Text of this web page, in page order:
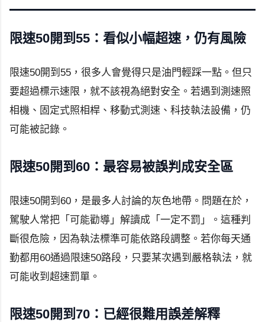
限速50開到55：看似小幅超速，仍有風險
限速50開到55，很多人會覺得只是油門輕踩一點。但只
要超過標示速限，就不該視為絕對安全。若遇到測速照
相機、固定式照相桿、移動式測速、科技執法設備，仍
可能被記錄。
限速50開到60：最容易被誤判成安全區
限速50開到60，是最多人討論的灰色地帶。問題在於，
駕駛人常把「可能勸導」解讀成「一定不罰」。這種判
斷很危險，因為執法標準可能依路段調整。若你每天通
勤都用60通過限速50路段，只要某次遇到嚴格執法，就
可能收到超速罰單。
限速50開到70：已經很難用誤差解釋